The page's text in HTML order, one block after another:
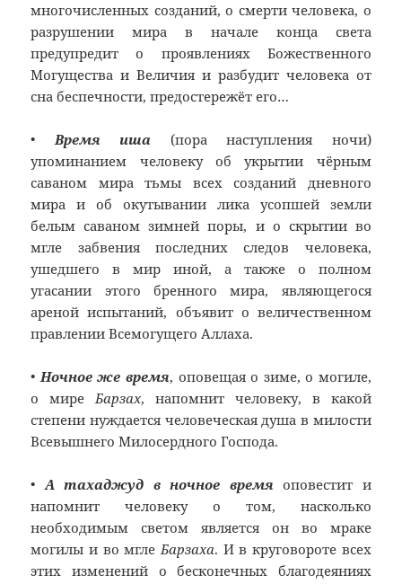
многочисленных созданий, о смерти человека, о
разрушении мира в начале конца света
предупредит о проявлениях Божественного
Могущества и Величия и разбудит человека от
сна беспечности, предостережёт его…
•Время иша (пора наступления ночи)
упоминанием человеку об укрытии чёрным
саваном мира тьмы всех созданий дневного
мира и об окутывании лика усопшей земли
белым саваном зимней поры, и о скрытии во
мгле забвения последних следов человека,
ушедшего в мир иной, а также о полном
угасании этого бренного мира, являющегося
ареной испытаний, объявит о величественном
правлении Всемогущего Аллаха.
•Ночное же время, оповещая о зиме, о могиле,
о миреБарзах, напомнит человеку, в какой
степени нуждается человеческая душа в милости
Всевышнего Милосердного Господа.
•А тахаджуд в ночное времяоповестит и
напомнит человеку о том, насколько
необходимым светом является он во мраке
могилы и во мглеБарзаха. И в круговороте всех
этих изменений о бесконечных благодеяниях